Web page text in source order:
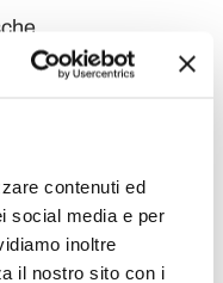
contenuti ed
social media e per
inoltre
il nostro sito con i